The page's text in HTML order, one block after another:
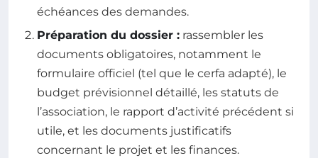
échéances des demandes.
Préparation du dossier : rassembler les
documents obligatoires, notamment le
formulaire officiel (tel que le cerfa adapté), le
budget prévisionnel détaillé, les statuts de
l’association, le rapport d’activité précédent si
utile, et les documents justificatifs
concernant le projet et les finances.